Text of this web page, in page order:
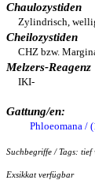
Chaulozystiden
Zylindrisch,
Cheilozystiden
CHZ bzw.
Melzers-Reagenz
IKI-
Gattung/en:
Phloeomana /
Suchbegriffe / Tags: tief
Exsikkat verfügbar